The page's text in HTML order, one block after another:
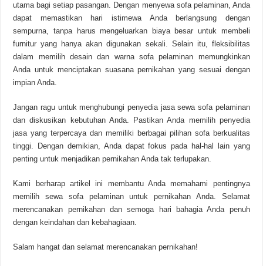
utama bagi setiap pasangan. Dengan menyewa sofa pelaminan, Anda
dapat memastikan hari istimewa Anda berlangsung dengan
sempurna, tanpa harus mengeluarkan biaya besar untuk membeli
furnitur yang hanya akan digunakan sekali. Selain itu, fleksibilitas
dalam memilih desain dan warna sofa pelaminan memungkinkan
Anda untuk menciptakan suasana pernikahan yang sesuai dengan
impian Anda.
Jangan ragu untuk menghubungi penyedia jasa sewa sofa pelaminan
dan diskusikan kebutuhan Anda. Pastikan Anda memilih penyedia
jasa yang terpercaya dan memiliki berbagai pilihan sofa berkualitas
tinggi. Dengan demikian, Anda dapat fokus pada hal-hal lain yang
penting untuk menjadikan pernikahan Anda tak terlupakan.
Kami berharap artikel ini membantu Anda memahami pentingnya
memilih sewa sofa pelaminan untuk pernikahan Anda. Selamat
merencanakan pernikahan dan semoga hari bahagia Anda penuh
dengan keindahan dan kebahagiaan.
Salam hangat dan selamat merencanakan pernikahan!